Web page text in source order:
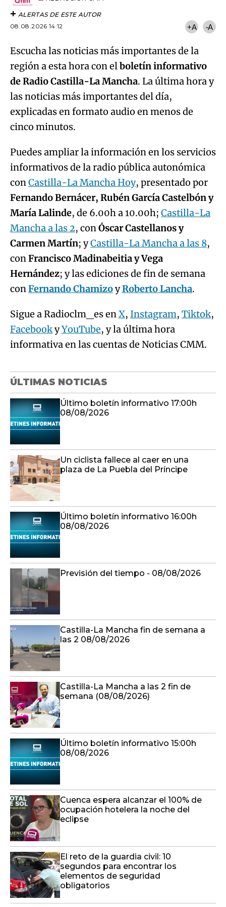
ALERTAS DE ESTE AUTOR
08.08.2026 14:12
+A -A
Escucha las noticias más importantes de la
región a esta hora con elboletín informativo
de Radio Castilla-La Mancha. La última hora y
las noticias más importantes del día,
explicadas en formato audio en menos de
cinco minutos.
Puedes ampliar la información en los servicios
informativos de la radio pública autonómica
conCastilla-La Mancha Hoy, presentado por
Fernando Bernácer, Rubén García Castelbón y
María Lalinde, de 6.00h a 10.00h; Castilla-La
Mancha a las 2, conÓscar Castellanos y
Carmen Martín; yCastilla-La Mancha a las 8,
conFrancisco Madinabeitia y Vega
Hernández; y las ediciones de fin de semana
conFernando ChamizoyRoberto Lancha.
Sigue a Radioclm_es enX, Instagram, Tiktok,
FacebookyYouTube, y la última hora
informativa en las cuentas de Noticias CMM.
ÚLTIMAS NOTICIAS
Último boletín informativo 17:00h
08/08/2026
Un ciclista fallece al caer en una
plaza de La Puebla del Príncipe
Último boletín informativo 16:00h
08/08/2026
Previsión del tiempo - 08/08/2026
Castilla-La Mancha fin de semana a
las 2 08/08/2026
Castilla-La Mancha a las 2 fin de
semana (08/08/2026)
Último boletín informativo 15:00h
08/08/2026
Cuenca espera alcanzar el 100% de
ocupación hotelera la noche del
eclipse
El reto de la guardia civil: 10
segundos para encontrar los
elementos de seguridad
obligatorios